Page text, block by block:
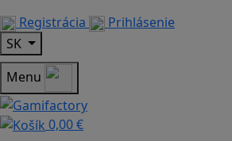
Registrácia
Prihlásenie
SK
Menu
0,00 €